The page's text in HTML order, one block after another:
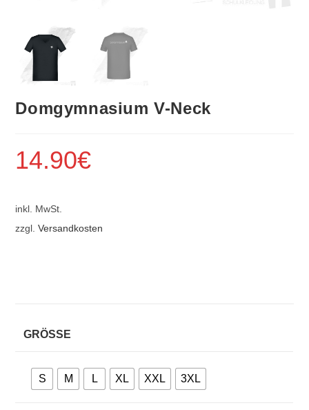
Domgymnasium V-Neck
14.90€
inkl. MwSt.
zzgl.Versandkosten
GRÖSSE
S M L XL XXL 3XL